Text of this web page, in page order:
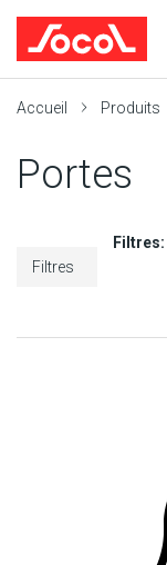
recherche
recherche
navigation
Accueil Produits
Portes
Filtres
Filtres: